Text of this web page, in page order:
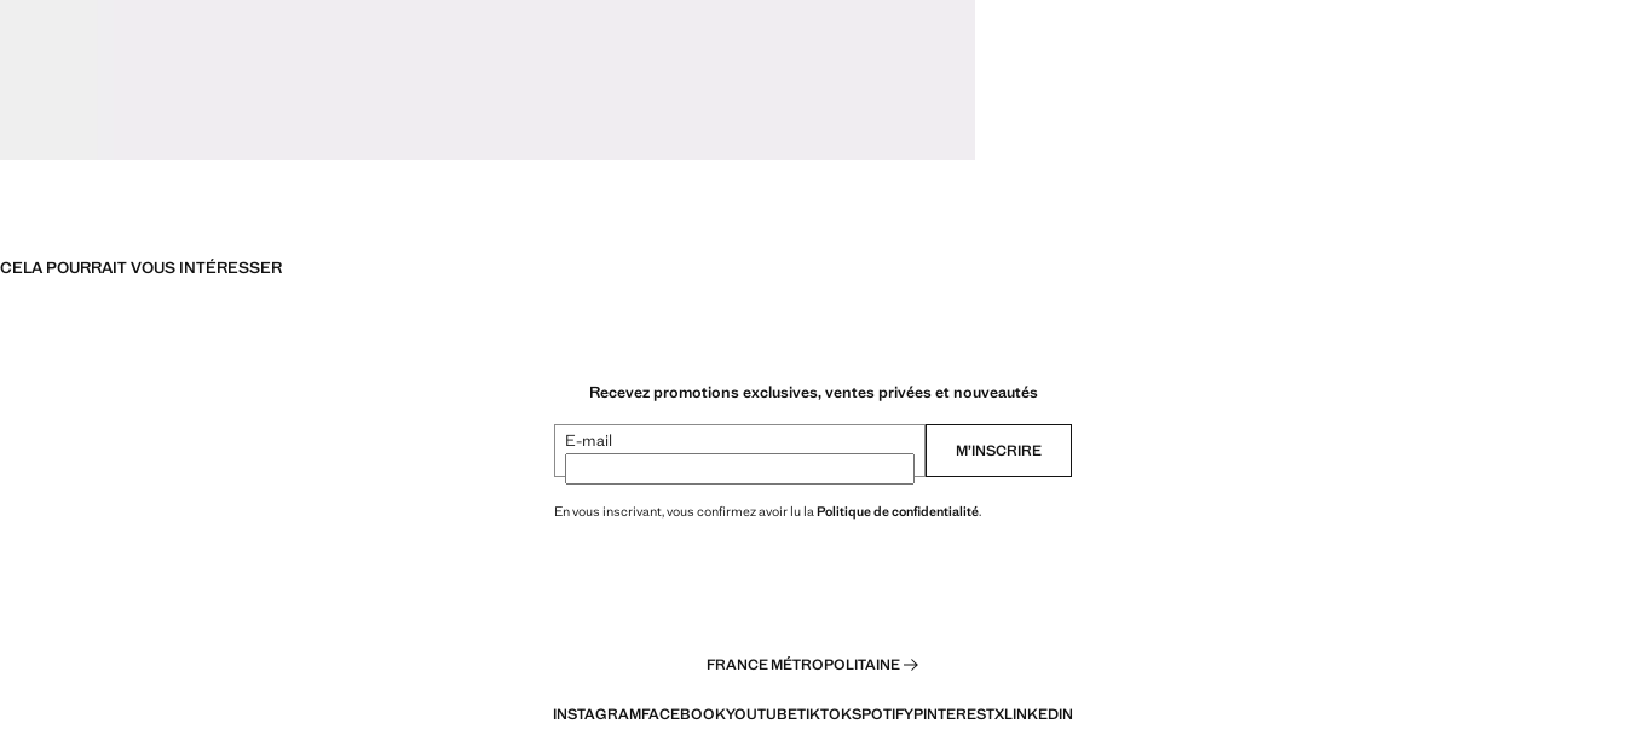
CELA POURRAIT VOUS INTÉRESSER
Recevez promotions exclusives, ventes privées et nouveautés
E-mail M’INSCRIRE
En vous inscrivant, vous confirmez avoir lu la Politique de confidentialité.
FRANCE MÉTROPOLITAINE
INSTAGRAMFACEBOOKYOUTUBETIKTOKSPOTIFYPINTERESTXLINKEDIN